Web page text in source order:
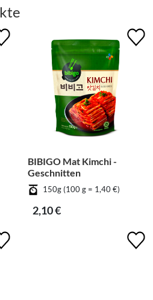
BIBIGO Mat Kimchi -
Geschnitten
150g (100 g = 1,40 €)
2,10 €